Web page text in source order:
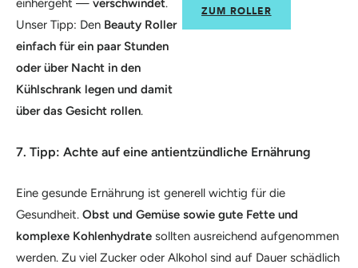
Unser Tipp: Den Beauty Roller
einfach für ein paar Stunden
oder über Nacht in den
Kühlschrank legen und damit
über das Gesicht rollen.
ZUM ROLLER
7. Tipp: Achte auf eine antientzündliche Ernährung
Eine gesunde Ernährung ist generell wichtig für die
Gesundheit. Obst und Gemüse sowie gute Fette und
komplexe Kohlenhydrate sollten ausreichend aufgenommen
werden. Zu viel Zucker oder Alkohol sind auf Dauer schädlich